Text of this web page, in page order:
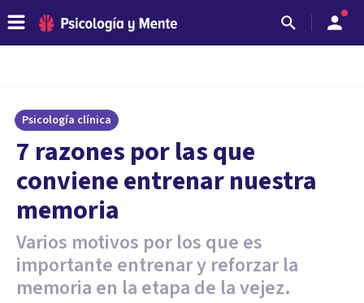
Psicología clínica
7 razones por las que
conviene entrenar nuestra
memoria
Varios motivos por los que es
importante entrenar y reforzar la
memoria en la etapa de la vejez.